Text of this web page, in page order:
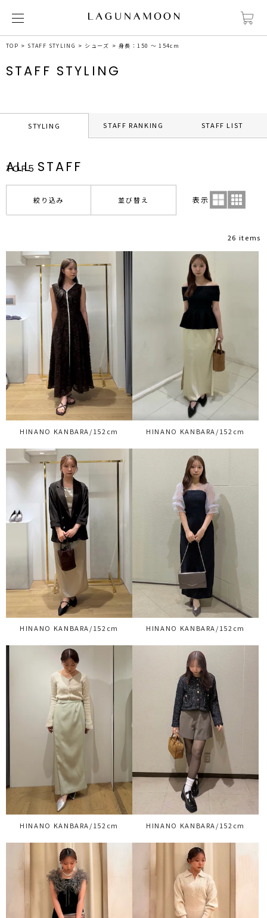
TOP STAFF STYLING シューズ 身長：150 ～ 154cm
STAFF STYLING
STYLING STAFF RANKING STAFF LIST
TOP5
ALL STAFF
絞り込み 並び替え 表示
26 items
HINANO KANBARA/152cm HINANO KANBARA/152cm
HINANO KANBARA/152cm HINANO KANBARA/152cm
HINANO KANBARA/152cm HINANO KANBARA/152cm